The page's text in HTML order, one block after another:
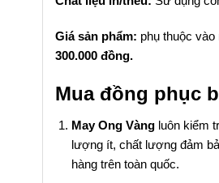
Giá sản phẩm: phụ thuộc
300.000 đồng.
Mua đồng phục
May Ong Vàngluôn kiểm
lượng ít, chất lượng đảm
hàng trên toàn quốc.